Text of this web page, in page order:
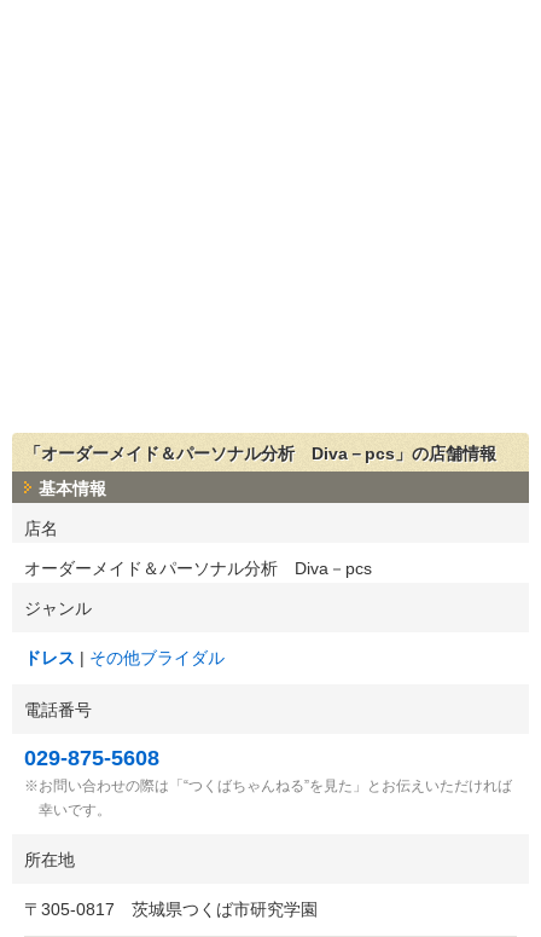
「オーダーメイド＆パーソナル分析 Diva－pcs」の店舗情報
基本情報
店名
オーダーメイド＆パーソナル分析 Diva－pcs
ジャンル
ドレス その他ブライダル
電話番号
029-875-5608
お問い合わせの際は「“つくばちゃんねる”を見た」とお伝えいただければ
幸いです。
所在地
〒 305-0817 茨城県つくば市研究学園